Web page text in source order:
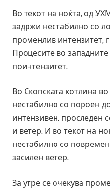
Во текот на ноќта, од
задржи нестабилно со
променлив интензитет,
Процесите во
поинтензитет.
Во Скопската котлина
нестабилно со пороен
интензивен, проследен
и ветер. И во текот на
нестабилно со
засилен ветер.
За утре се очекува